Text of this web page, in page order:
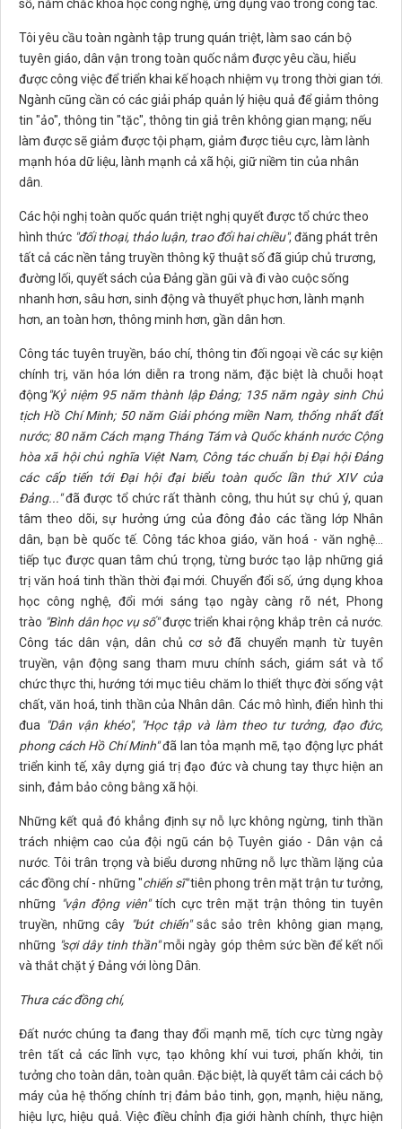
số, nắm chắc khoa học công nghệ, ứng dụng vào trong công tác.
Tôi yêu cầu toàn ngành tập trung quán triệt, làm sao cán bộ
tuyên giáo, dân vận trong toàn quốc nắm được yêu cầu, hiểu
được công việc để triển khai kế hoạch nhiệm vụ trong thời gian tới.
Ngành cũng cần có các giải pháp quản lý hiệu quả để giảm thông
tin "ảo", thông tin "tặc", thông tin giả trên không gian mạng; nếu
làm được sẽ giảm được tội phạm, giảm được tiêu cực, làm lành
mạnh hóa dữ liệu, lành mạnh cả xã hội, giữ niềm tin của nhân
dân.
Các hội nghị toàn quốc quán triệt nghị quyết được tổ chức theo
hình thức "đối thoại, thảo luận, trao đổi hai chiều", đăng phát trên
tất cả các nền tảng truyền thông kỹ thuật số đã giúp chủ trương,
đường lối, quyết sách của Đảng gần gũi và đi vào cuộc sống
nhanh hơn, sâu hơn, sinh động và thuyết phục hơn, lành mạnh
hơn, an toàn hơn, thông minh hơn, gần dân hơn.
Công tác tuyên truyền, báo chí, thông tin đối ngoại về các sự kiện
chính trị, văn hóa lớn diễn ra trong năm, đặc biệt là chuỗi hoạt
động"Kỷ niệm 95 năm thành lập Đảng; 135 năm ngày sinh Chủ
tịch Hồ Chí Minh; 50 năm Giải phóng miền Nam, thống nhất đất
nước; 80 năm Cách mạng Tháng Tám và Quốc khánh nước Cộng
hòa xã hội chủ nghĩa Việt Nam, Công tác chuẩn bị Đại hội Đảng
các cấp tiến tới Đại hội đại biểu toàn quốc lần thứ XIV của
Đảng..."đã được tổ chức rất thành công, thu hút sự chú ý, quan
tâm theo dõi, sự hưởng ứng của đông đảo các tầng lớp Nhân
dân, bạn bè quốc tế. Công tác khoa giáo, văn hoá - văn nghệ…
tiếp tục được quan tâm chú trọng, từng bước tạo lập những giá
trị văn hoá tinh thần thời đại mới. Chuyển đổi số, ứng dụng khoa
học công nghệ, đổi mới sáng tạo ngày càng rõ nét, Phong
trào "Bình dân học vụ số"được triển khai rộng khắp trên cả nước.
Công tác dân vận, dân chủ cơ sở đã chuyển mạnh từ tuyên
truyền, vận động sang tham mưu chính sách, giám sát và tổ
chức thực thi, hướng tới mục tiêu chăm lo thiết thực đời sống vật
chất, văn hoá, tinh thần của Nhân dân. Các mô hình, điển hình thi
đua "Dân vận khéo", "Học tập và làm theo tư tưởng, đạo đức,
phong cách Hồ Chí Minh"đã lan tỏa mạnh mẽ, tạo động lực phát
triển kinh tế, xây dựng giá trị đạo đức và chung tay thực hiện an
sinh, đảm bảo công bằng xã hội.
Những kết quả đó khẳng định sự nỗ lực không ngừng, tinh thần
trách nhiệm cao của đội ngũ cán bộ Tuyên giáo - Dân vận cả
nước. Tôi trân trọng và biểu dương những nỗ lực thầm lặng của
các đồng chí - những "chiến sĩ"tiên phong trên mặt trận tư tưởng,
những "vận động viên"tích cực trên mặt trận thông tin tuyên
truyền, những cây "bút chiến"sắc sảo trên không gian mạng,
những "sợi dâytinh thần"mỗi ngày góp thêm sức bền để kết nối
và thắt chặt ý Đảng với lòng Dân.
Thưa các đồng chí,
Đất nước chúng ta đang thay đổi mạnh mẽ, tích cực từng ngày
trên tất cả các lĩnh vực, tạo không khí vui tươi, phấn khởi, tin
tưởng cho toàn dân, toàn quân. Đặc biệt, là quyết tâm cải cách bộ
máy của hệ thống chính trị đảm bảo tinh, gọn, mạnh, hiệu năng,
hiệu lực, hiệu quả. Việc điều chỉnh địa giới hành chính, thực hiện